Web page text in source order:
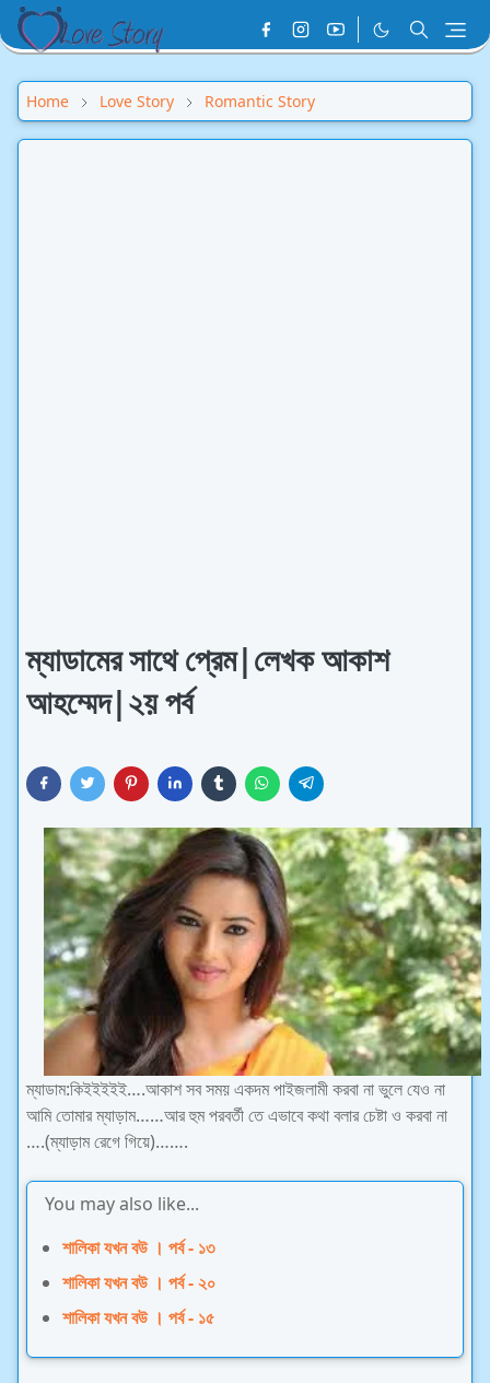
Home Love Story Romantic Story
ম্যাডামের সাথে প্রেম|লেখক আকাশ
আহম্মেদ|২য় পর্ব
ম্যাডাম:কিইইইইই….আকাশ সব সময় একদম পাইজলামী করবা না ভুলে যেও না
আমি তোমার ম্যাড়াম……আর হুম পরবর্তী তে এভাবে কথা বলার চেষ্টা ও করবা না
….(ম্যাড়াম রেগে গিয়ে)…….
You may also like...
শালিকা যখন বউ । পর্ব - ১৩
শালিকা যখন বউ । পর্ব - ২০
শালিকা যখন বউ । পর্ব - ১৫